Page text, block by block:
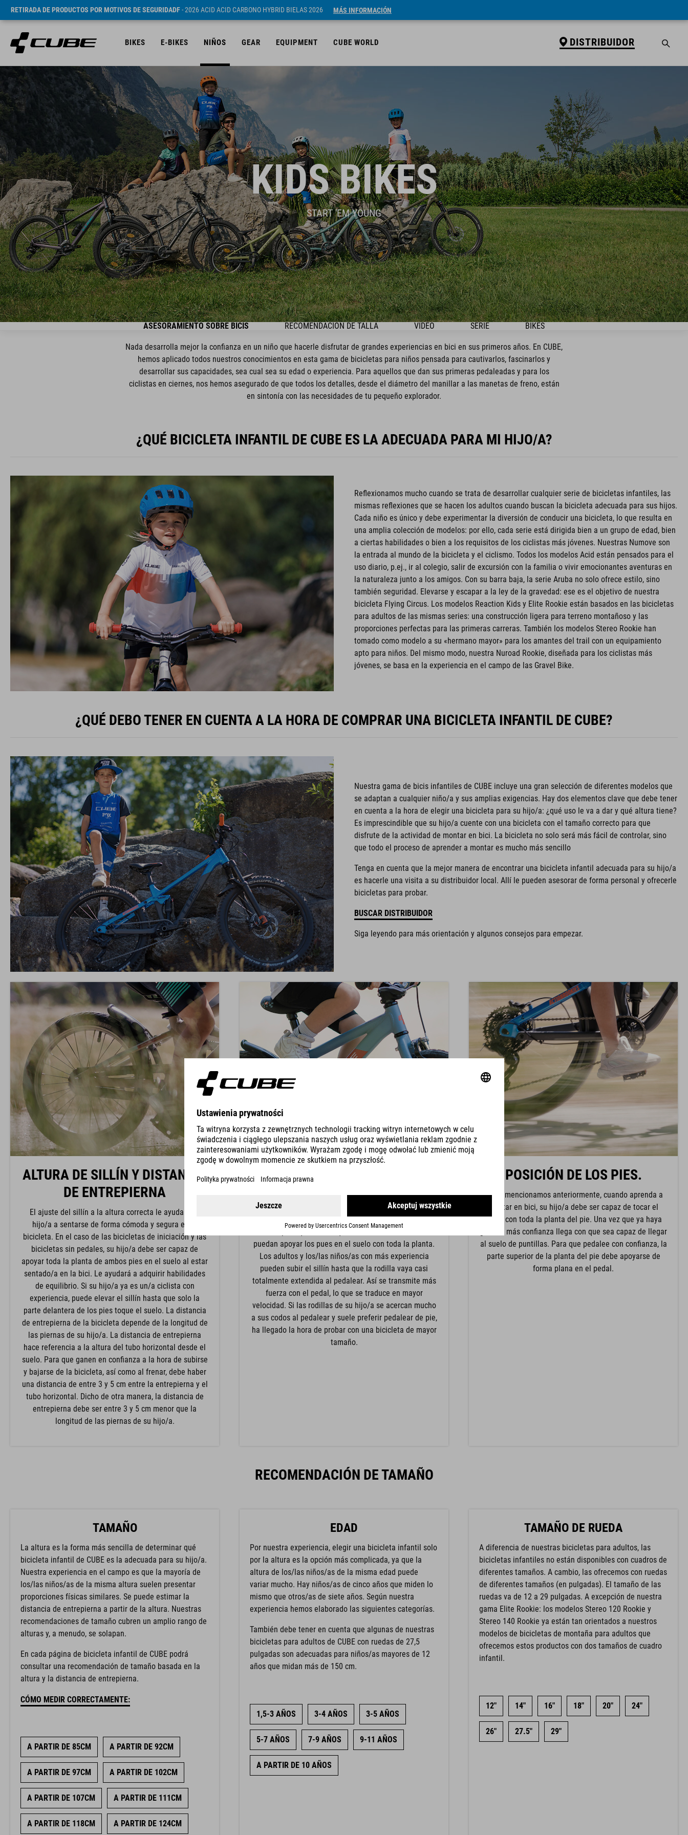
RETIRADA DE PRODUCTOS POR MOTIVOS DE SEGURIDADF- 2026 ACID ACID CARBONO HYBRID BIELAS 2026 MÁS INFORMACIÓN
BIKES E-BIKES NIÑOS GEAR EQUIPMENT CUBE WORLD DISTRIBUIDOR
KIDS BIKES
START 'EM YOUNG
ASESORAMIENTO SOBRE BICIS RECOMENDACIÓN DE TALLA VIDEO SERIE BIKES
Nada desarrolla mejor la confianza en un niño que hacerle disfrutar de grandes experiencias en bici en sus primeros años. En CUBE,
hemos aplicado todos nuestros conocimientos en esta gama de bicicletas para niños pensada para cautivarlos, fascinarlos y
desarrollar sus capacidades, sea cual sea su edad o experiencia. Para aquellos que dan sus primeras pedaleadas y para los
ciclistas en ciernes, nos hemos asegurado de que todos los detalles, desde el diámetro del manillar a las manetas de freno, están
en sintonía con las necesidades de tu pequeño explorador.
¿QUÉ BICICLETA INFANTIL DE CUBE ES LA ADECUADA PARA MI HIJO/A?
Reflexionamos mucho cuando se trata de desarrollar cualquier serie de bicicletas infantiles, las
mismas reflexiones que se hacen los adultos cuando buscan la bicicleta adecuada para sus hijos.
Cada niño es único y debe experimentar la diversión de conducir una bicicleta, lo que resulta en
una amplia colección de modelos: por ello, cada serie está dirigida bien a un grupo de edad, bien
a ciertas habilidades o bien a los requisitos de los ciclistas más jóvenes. Nuestras Numove son
la entrada al mundo de la bicicleta y el ciclismo. Todos los modelos Acid están pensados para el
uso diario, p.ej., ir al colegio, salir de excursión con la familia o vivir emocionantes aventuras en
la naturaleza junto a los amigos. Con su barra baja, la serie Aruba no solo ofrece estilo, sino
también seguridad. Elevarse y escapar a la ley de la gravedad: ese es el objetivo de nuestra
bicicleta Flying Circus. Los modelos Reaction Kids y Elite Rookie están basados en las bicicletas
para adultos de las mismas series: una construcción ligera para terreno montañoso y las
proporciones perfectas para las primeras carreras. También los modelos Stereo Rookie han
tomado como modelo a su «hermano mayor» para los amantes del trail con un equipamiento
apto para niños. Del mismo modo, nuestra Nuroad Rookie, diseñada para los ciclistas más
jóvenes, se basa en la experiencia en el campo de las Gravel Bike.
¿QUÉ DEBO TENER EN CUENTA A LA HORA DE COMPRAR UNA BICICLETA INFANTIL DE CUBE?
Nuestra gama de bicis infantiles de CUBE incluye una gran selección de diferentes modelos que
se adaptan a cualquier niño/a y sus amplias exigencias. Hay dos elementos clave que debe tener
en cuenta a la hora de elegir una bicicleta para su hijo/a: ¿qué uso le va a dar y qué altura tiene?
Es imprescindible que su hijo/a cuente con una bicicleta con el tamaño correcto para que
disfrute de la actividad de montar en bici. La bicicleta no solo será más fácil de controlar, sino
que todo el proceso de aprender a montar es mucho más sencillo
Tenga en cuenta que la mejor manera de encontrar una bicicleta infantil adecuada para su hijo/a
es hacerle una visita a su distribuidor local. Allí le pueden asesorar de forma personal y ofrecerle
bicicletas para probar.
BUSCAR DISTRIBUIDOR
Siga leyendo para más orientación y algunos consejos para empezar.
ALTURA DE SILLÍN Y DISTANCIA
DE ENTREPIERNA
El ajuste del sillín a la altura correcta le ayuda a su
hijo/a a sentarse de forma cómoda y segura en la
bicicleta. En el caso de las bicicletas de iniciación y las
bicicletas sin pedales, su hijo/a debe ser capaz de
apoyar toda la planta de ambos pies en el suelo al estar
sentado/a en la bici. Le ayudará a adquirir habilidades
de equilibrio. Si su hijo/a ya es un/a ciclista con
experiencia, puede elevar el sillín hasta que solo la
parte delantera de los pies toque el suelo. La distancia
de entrepierna de la bicicleta depende de la longitud de
las piernas de su hijo/a. La distancia de entrepierna
hace referencia a la altura del tubo horizontal desde el
suelo. Para que ganen en confianza a la hora de subirse
y bajarse de la bicicleta, así como al frenar, debe haber
una distancia de entre 3 y 5 cm entre la entrepierna y el
tubo horizontal. Dicho de otra manera, la distancia de
entrepierna debe ser entre 3 y 5 cm menor que la
longitud de las piernas de su hijo/a.
POSICIÓN DE LAS RODILLAS
La posición de las rodillas la marca la altura del sillín.
Para los principiantes recomendamos una altura de
sillín más baja, lo que implica una mayor flexión de
rodillas, para que en cualquier situación de adversidad
puedan apoyar los pues en el suelo con toda la planta.
Los adultos y los/las niños/as con más experiencia
pueden subir el sillín hasta que la rodilla vaya casi
totalmente extendida al pedalear. Así se transmite más
fuerza con el pedal, lo que se traduce en mayor
velocidad. Si las rodillas de su hijo/a se acercan mucho
a sus codos al pedalear y suele preferir pedalear de pie,
ha llegado la hora de probar con una bicicleta de mayor
tamaño.
POSICIÓN DE LOS PIES.
Como mencionamos anteriormente, cuando aprenda a
montar en bici, su hijo/a debe ser capaz de tocar el
suelo con toda la planta del pie. Una vez que ya haya
ganado más confianza llega con que sea capaz de llegar
al suelo de puntillas. Para que pedalee con confianza, la
parte superior de la planta del pie debe apoyarse de
forma plana en el pedal.
RECOMENDACIÓN DE TAMAÑO
TAMAÑO
La altura es la forma más sencilla de determinar qué
bicicleta infantil de CUBE es la adecuada para su hijo/a.
Nuestra experiencia en el campo es que la mayoría de
los/las niños/as de la misma altura suelen presentar
proporciones físicas similares. Se puede estimar la
distancia de entrepierna a partir de la altura. Nuestras
recomendaciones de tamaño cubren un amplio rango de
alturas y, a menudo, se solapan.
En cada página de bicicleta infantil de CUBE podrá
consultar una recomendación de tamaño basada en la
altura y la distancia de entrepierna.
CÓMO MEDIR CORRECTAMENTE:
A PARTIR DE 85CM A PARTIR DE 92CM
A PARTIR DE 97CM A PARTIR DE 102CM
A PARTIR DE 107CM A PARTIR DE 111CM
A PARTIR DE 118CM A PARTIR DE 124CM
EDAD
Por nuestra experiencia, elegir una bicicleta infantil solo
por la altura es la opción más complicada, ya que la
altura de los/las niños/as de la misma edad puede
variar mucho. Hay niños/as de cinco años que miden lo
mismo que otros/as de siete años. Según nuestra
experiencia hemos elaborado las siguientes categorías.
También debe tener en cuenta que algunas de nuestras
bicicletas para adultos de CUBE con ruedas de 27,5
pulgadas son adecuadas para niños/as mayores de 12
años que midan más de 150 cm.
1,5-3 AÑOS 3-4 AÑOS 3-5 AÑOS
5-7 AÑOS 7-9 AÑOS 9-11 AÑOS
A PARTIR DE 10 AÑOS
TAMAÑO DE RUEDA
A diferencia de nuestras bicicletas para adultos, las
bicicletas infantiles no están disponibles con cuadros de
diferentes tamaños. A cambio, las ofrecemos con ruedas
de diferentes tamaños (en pulgadas). El tamaño de las
ruedas va de 12 a 29 pulgadas. A excepción de nuestra
gama Elite Rookie: los modelos Stereo 120 Rookie y
Stereo 140 Rookie ya están tan orientados a nuestros
modelos de bicicletas de montaña para adultos que
ofrecemos estos productos con dos tamaños de cuadro
infantil.
12" 14" 16" 18" 20" 24"
26" 27.5" 29"